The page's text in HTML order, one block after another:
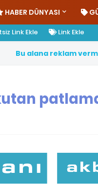
HABER DÜNYASI
Link Ekle Link Ekle
Bu alana reklamverm